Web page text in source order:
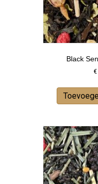
Black
€